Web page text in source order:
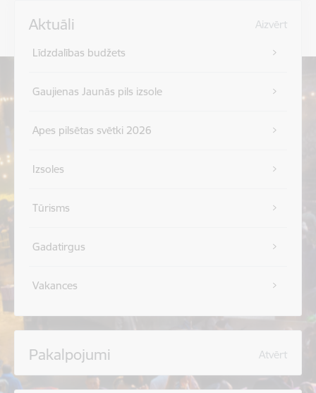
Aktuāli Aizvērt
Līdzdalības budžets
Gaujienas Jaunās pils izsole
Apes pilsētas svētki 2026
Izsoles
Tūrisms
Gadatirgus
Vakances
Pakalpojumi Atvērt